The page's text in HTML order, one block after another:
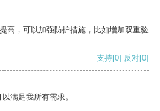
高，可以加强防护措施，比如增加双重验
支持[0] 反对[0]
满足我所有需求。